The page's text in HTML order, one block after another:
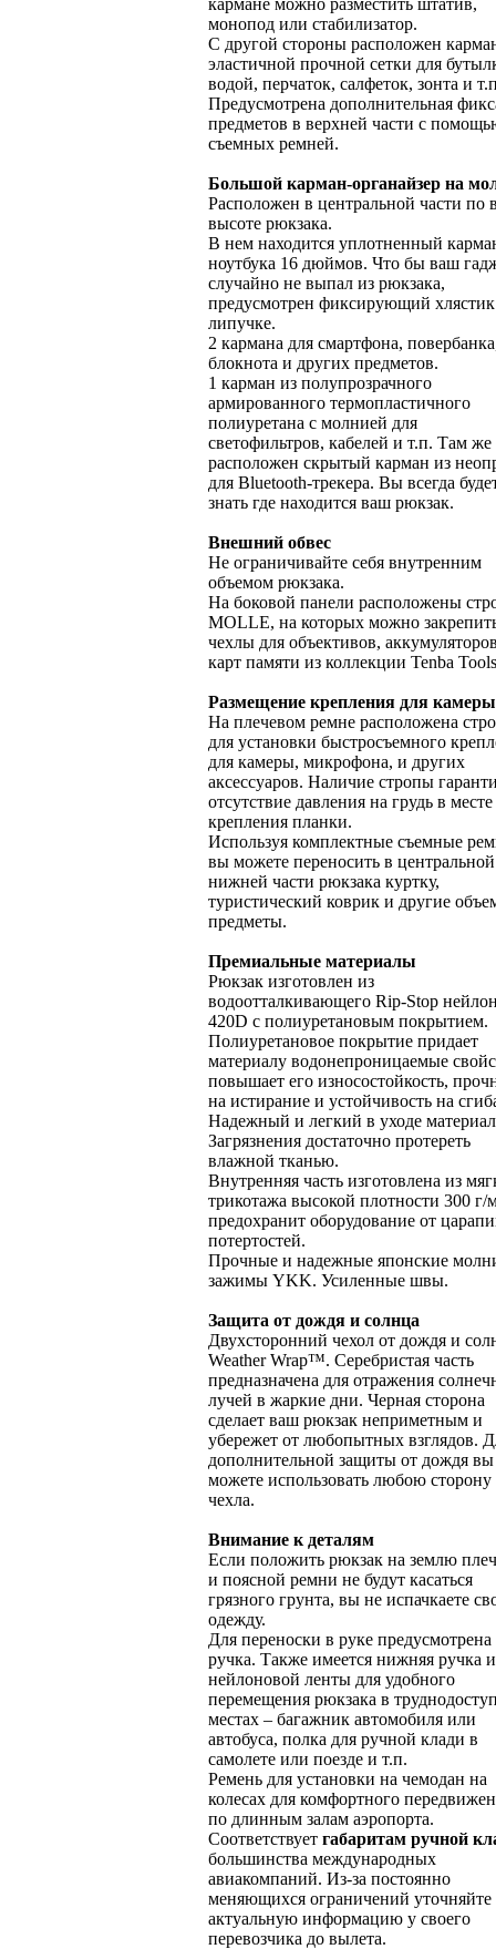
монопод или стабилизатор.
С другой стороны расположен
эластичной прочной сетки для
водой, перчаток, салфеток, зонта и
Предусмотрена дополнительная
предметов в верхней части с
съемных ремней.
Большой карман-органайзер на
Расположен в центральной части по
высоте рюкзака.
В нем находится уплотненный
ноутбука 16 дюймов. Что бы ваш
случайно не выпал из рюкзака,
предусмотрен фиксирующий
липучке.
2 кармана для смартфона,
блокнота и других предметов.
1 карман из полупрозрачного
армированного термопластичного
полиуретана с молнией для
светофильтров, кабелей и т.п. Там же
расположен скрытый карман из
для Bluetooth-трекера. Вы всегда
знать где находится ваш рюкзак.
Внешний обвес
Не ограничивайте себя внутренним
объемом рюкзака.
На боковой панели расположены
MOLLE, на которых можно
чехлы для объективов,
карт памяти из коллекции Tenba
Размещение крепления для камеры
На плечевом ремне расположена
для установки быстросъемного
для камеры, микрофона, и других
аксессуаров. Наличие стропы
отсутствие давления на грудь в месте
крепления планки.
Используя комплектные съемные
вы можете переносить в
нижней части рюкзака куртку,
туристический коврик и другие
предметы.
Премиальные материалы
Рюкзак изготовлен из
водоотталкивающего Rip-Stop
420D с полиуретановым покрытием.
Полиуретановое покрытие придает
материалу водонепроницаемые
повышает его износостойкость,
на истирание и устойчивость на
Надежный и легкий в уходе
Загрязнения достаточно протереть
влажной тканью.
Внутренняя часть изготовлена из
трикотажа высокой плотности 300 г/
предохранит оборудование от
потертостей.
Прочные и надежные японские
зажимы YKK. Усиленные швы.
Защита от дождя и солнца
Двухсторонний чехол от дождя и
Weather Wrap™. Серебристая часть
предназначена для отражения
лучей в жаркие дни. Черная сторона
сделает ваш рюкзак неприметным и
убережет от любопытных взглядов.
дополнительной защиты от дождя вы
можете использовать любою сторону
чехла.
Внимание к деталям
Если положить рюкзак на землю
и поясной ремни не будут касаться
грязного грунта, вы не испачкаете
одежду.
Для переноски в руке предусмотрена
ручка. Также имеется нижняя ручка
нейлоновой ленты для удобного
перемещения рюкзака в
местах – багажник автомобиля или
автобуса, полка для ручной клади в
самолете или поезде и т.п.
Ремень для установки на чемодан на
колесах для комфортного
по длинным залам аэропорта.
Соответствует габаритам ручной
большинства международных
авиакомпаний. Из-за постоянно
меняющихся ограничений уточняйте
актуальную информацию у своего
перевозчика до вылета.